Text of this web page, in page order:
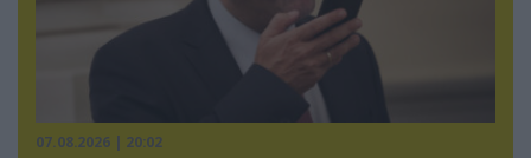
07.08.2026 | 20:02